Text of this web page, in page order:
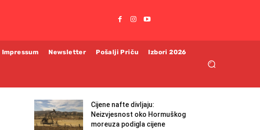
Impressum Newsletter Pošalji Priču Izbori 2026
Cijene nafte divljaju:
Neizvjesnost oko Hormuškog
moreuza podigla cijene